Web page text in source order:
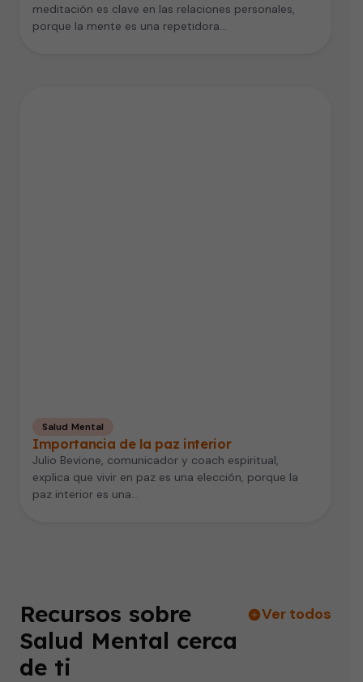
meditación es clave en las relaciones personales,
porque la mente es una repetidora…
Salud Mental
Importancia de la paz interior
Julio Bevione, comunicador y coach espiritual,
explica que vivir en paz es una elección, porque la
paz interior es una…
Recursos sobre
Salud Mental cerca
de ti
Ver todos